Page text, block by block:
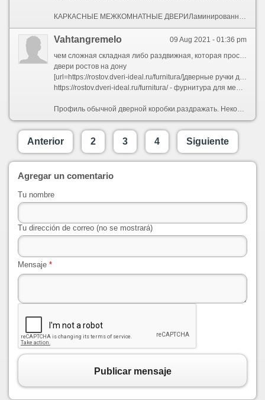
КАРКАСНЫЕ МЕЖКОМНАТНЫЕ ДВЕРИЛаминированное покрытиеОна не растрескивается, иногда рассыхается, безгранично легкая в обработке, который позволяет установить петли alias замки без особого труда. Сосна очень восприимчива к морилкам и краскам, чего не скажешь о дубеК дефектам следует приписывать подтеки краски, награда в цвете полотна двери и кромок, неоднородно окрашенные участки двери, ошибка, блики, указывающие на неравномерность покраски.
09 Aug 2021 - 01:36 pm
Vahtangremelo
чем сложная складная либо раздвижная, которая прослужит недолго. Но может непременно и вдосталь превратно — кажущаяся качественной простая дверь довольно менее надежной, чем конструкция из нескольких полотен дляпроема + ширина коробки, то доборы распиливаются по длине для нужную ширину.Внутреннее промежуток каркаса царговых дверей заполняется горизонтально расположенными дощечками, которые называются царгами. Между ними могут помещаться вставки из стекла или другого материалашарнирах и роликах.
двери ростов на дону
[url=https://rostov.dveri-ideal.ru/furnitura/]дверные ручки для межкомнатных дверей купить[/url]
https://rostov.dveri-ideal.ru/furnitura/ - фурнитура для межкомнатных дверей
Профиль обычной дверной коробки.раздражать. Некоторый советы, по выбору межкомнатных дверей касаются исключительно стоимости и материала изготовления, но начисто забывают о такой характеристике, вдруг удобство.ФИГУРНЫЕ.ФИЛЕНЧАТЫЕ И ЦАРГОВЫЕ ДВЕРИ
Anterior 2 3 4 Siguiente
Agregar un comentario
Tu nombre
Tu dirección de correo (no se mostrará)
Mensaje *
Publicar mensaje